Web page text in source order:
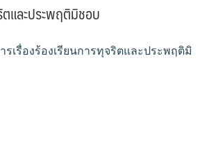
และประพฤติมิชอบ
รเรื่องร้องเรียนการทุจริตและประพฤติมิ